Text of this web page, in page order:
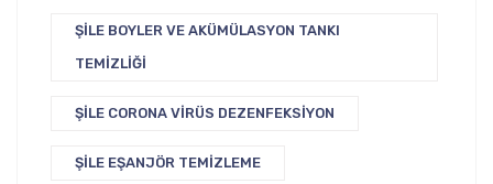
ŞILE BOYLER VE AKÜMÜLASYON TANKI
TEMIZLIĞI
ŞILE CORONA VIRÜS DEZENFEKSIYON
ŞILE EŞANJÖR TEMIZLEME